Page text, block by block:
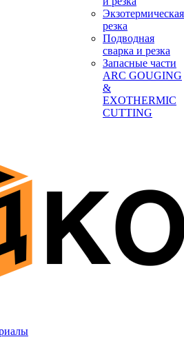
Экзотермическая
резка
Подводная
сварка и резка
Запасные части
ARC GOUGING
&
EXOTHERMIC
CUTTING